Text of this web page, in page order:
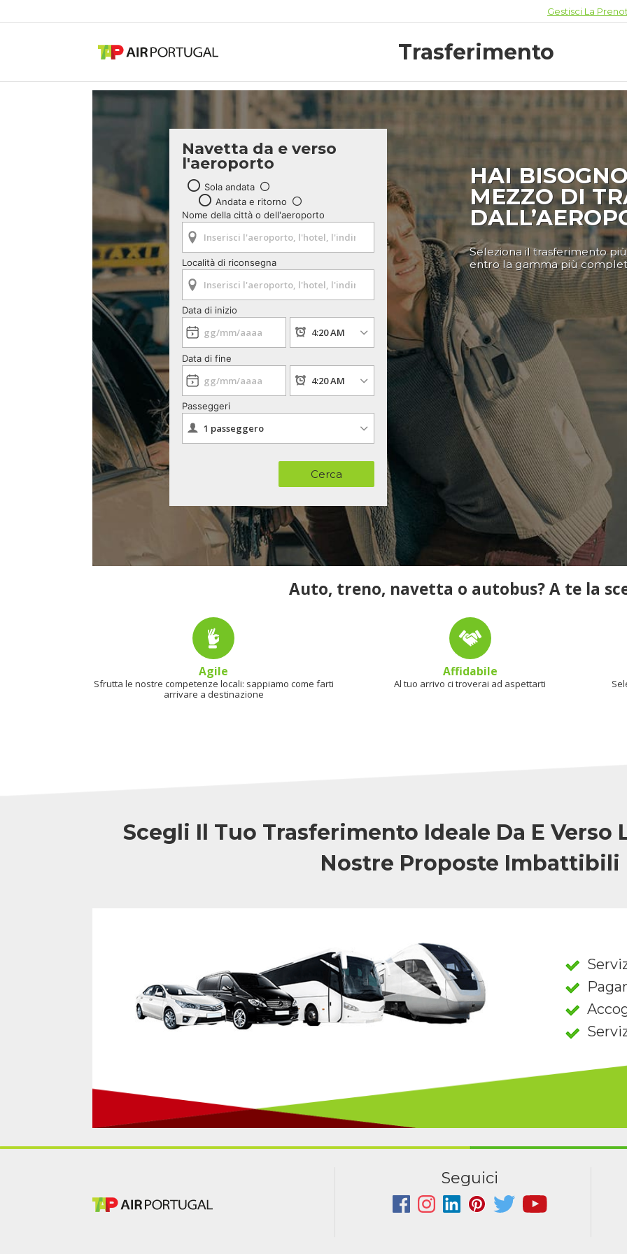
Gestisci La
Trasferimento
Navetta da e verso
l'aeroporto
Sola andata
Andata e ritorno
Nome della città o dell'aeroporto
Località di riconsegna
Data di inizio
Data di fine
Passeggeri
Cerca
HAI
MEZZO DI
Seleziona il trasferimento
entro la gamma più
Auto, treno, navetta o autobus? A te la
Agile
Sfrutta le nostre competenze locali: sappiamo come farti
arrivare a destinazione
Affidabile
Al tuo arrivo ci troverai ad aspettarti
Scegli Il Tuo Trasferimento Ideale Da E Verso
Nostre Proposte Imbattibili
Seguici